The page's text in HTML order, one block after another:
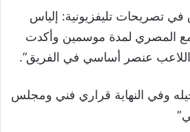
تصريحات تليفزيونية: إلياس
المصري لمدة موسمين وأكدت
عنصر أساسي في الفريق”.
وفي النهاية قراري فني ومجلس